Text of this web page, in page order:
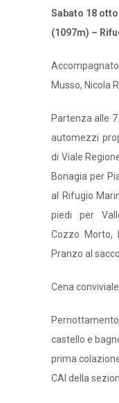
Sabato 18
(1097m) –
Musso, Nicola
Partenza alle
automezzi
di Viale
Bonagia per
al Rifugio
piedi per
Cozzo Morto,
Pranzo al
Cena conviviale.
castello e
prima
CAI della